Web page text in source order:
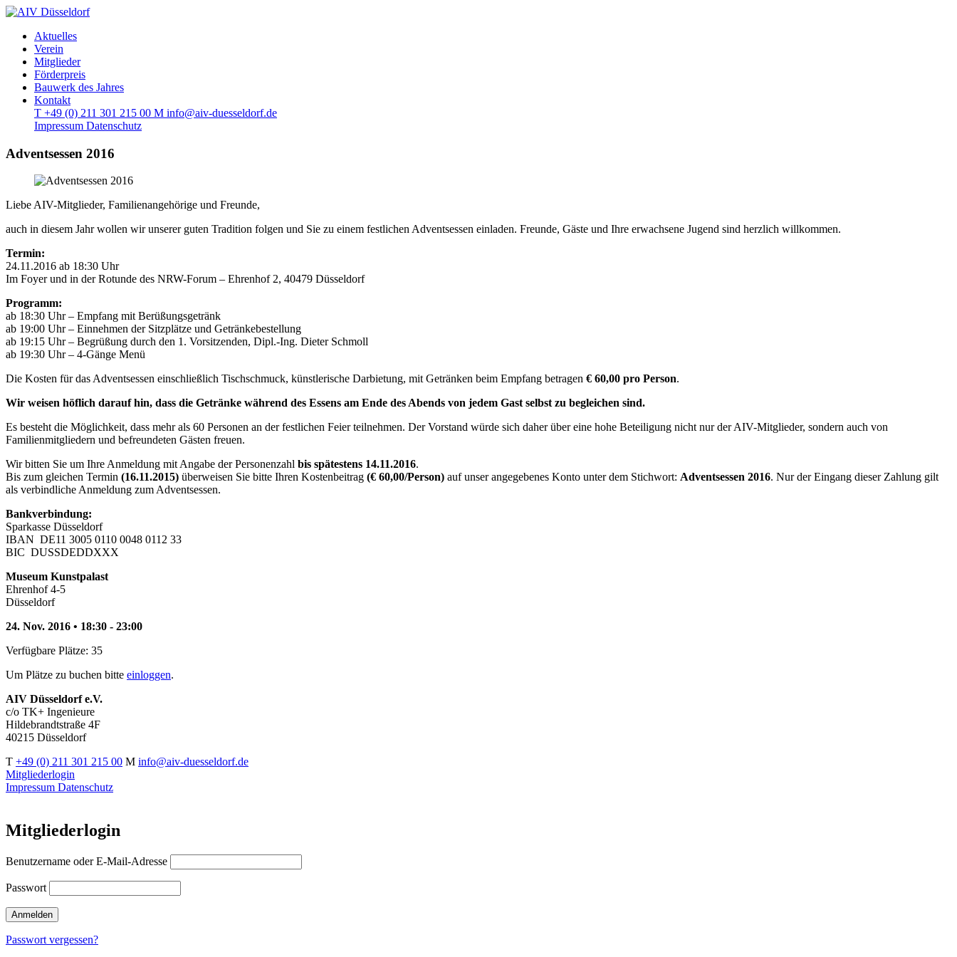
Aktuelles
Verein
Mitglieder
Förderpreis
Bauwerk des Jahres
Kontakt
T +49 (0) 211 301 215 00 M info@aiv-duesseldorf.de
Impressum Datenschutz
Adventsessen 2016
Liebe AIV-Mitglieder, Familienangehörige und Freunde,
auch in diesem Jahr wollen wir unserer guten Tradition folgen und Sie zu einem festlichen Adventsessen einladen. Freunde, Gäste und Ihre erwachsene Jugend sind herzlich willkommen.
Termin:
24.11.2016 ab 18:30 Uhr
Im Foyer und in der Rotunde des NRW-Forum – Ehrenhof 2, 40479 Düsseldorf
Programm:
ab 18:30 Uhr – Empfang mit Berüßungsgetränk
ab 19:00 Uhr – Einnehmen der Sitzplätze und Getränkebestellung
ab 19:15 Uhr – Begrüßung durch den 1. Vorsitzenden, Dipl.-Ing. Dieter Schmoll
ab 19:30 Uhr – 4-Gänge Menü
Die Kosten für das Adventsessen einschließlich Tischschmuck, künstlerische Darbietung, mit Getränken beim Empfang betragen € 60,00 pro Person.
Wir weisen höflich darauf hin, dass die Getränke während des Essens am Ende des Abends von jedem Gast selbst zu begleichen sind.
Es besteht die Möglichkeit, dass mehr als 60 Personen an der festlichen Feier teilnehmen. Der Vorstand würde sich daher über eine hohe Beteiligung nicht nur der AIV-Mitglieder, sondern auch von
Familienmitgliedern und befreundeten Gästen freuen.
Wir bitten Sie um Ihre Anmeldung mit Angabe der Personenzahl bis spätestens 14.11.2016.
Bis zum gleichen Termin (16.11.2015) überweisen Sie bitte Ihren Kostenbeitrag (€ 60,00/Person) auf unser angegebenes Konto unter dem Stichwort: Adventsessen 2016. Nur der Eingang dieser Zahlung gilt
als verbindliche Anmeldung zum Adventsessen.
Bankverbindung:
Sparkasse Düsseldorf
IBAN DE11 3005 0110 0048 0112 33
BIC DUSSDEDDXXX
Museum Kunstpalast
Ehrenhof 4-5
Düsseldorf
24. Nov. 2016 • 18:30 - 23:00
Verfügbare Plätze: 35
Um Plätze zu buchen bitte einloggen.
AIV Düsseldorf e.V.
c/o TK+ Ingenieure
Hildebrandtstraße 4F
40215 Düsseldorf
T +49 (0) 211 301 215 00 M info@aiv-duesseldorf.de
Mitgliederlogin
Impressum Datenschutz
Mitgliederlogin
Benutzername oder E-Mail-Adresse
Passwort
Passwort vergessen?